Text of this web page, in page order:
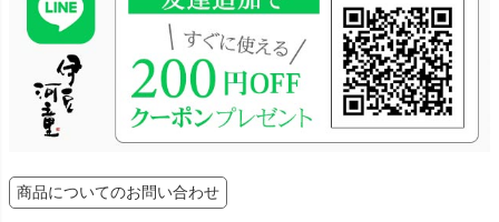
商品についてのお問い合わせ